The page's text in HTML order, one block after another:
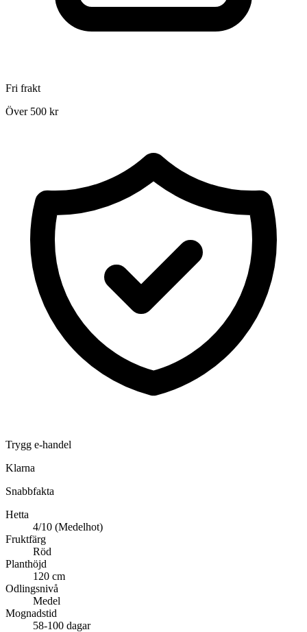
Fri frakt
Över 500 kr
Trygg e-handel
Klarna
Snabbfakta
Hetta
4/10 (Medelhot)
Fruktfärg
Röd
Planthöjd
120 cm
Odlingsnivå
Medel
Mognadstid
58-100 dagar